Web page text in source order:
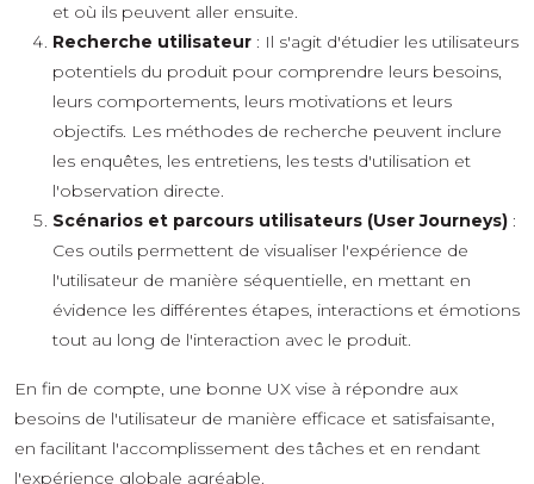
et où ils peuvent aller ensuite.
Recherche utilisateur : Il s'agit d'étudier les utilisateurs
potentiels du produit pour comprendre leurs besoins,
leurs comportements, leurs motivations et leurs
objectifs. Les méthodes de recherche peuvent inclure
les enquêtes, les entretiens, les tests d'utilisation et
l'observation directe.
Scénarios et parcours utilisateurs (User Journeys) :
Ces outils permettent de visualiser l'expérience de
l'utilisateur de manière séquentielle, en mettant en
évidence les différentes étapes, interactions et émotions
tout au long de l'interaction avec le produit.
En fin de compte, une bonne UX vise à répondre aux
besoins de l'utilisateur de manière efficace et satisfaisante,
en facilitant l'accomplissement des tâches et en rendant
l'expérience globale agréable.